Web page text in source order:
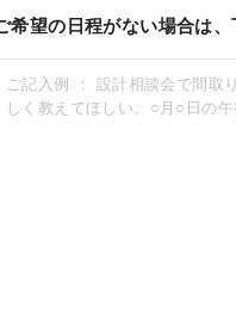
希望の日程がない場合は